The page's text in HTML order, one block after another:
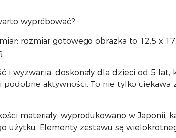
wypróbować?
rozmiar gotowego obrazka to 12,5 x
i wyzwania: doskonały dla dzieci od 5
podobne aktywności. To nie tylko ciekawa
materiały: wyprodukowano w
użytku. Elementy zestawu są